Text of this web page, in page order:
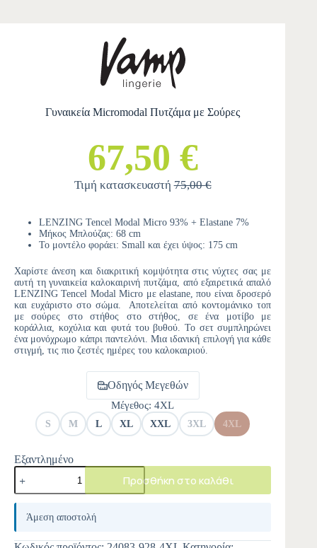
Γυναικεία Micromodal Πυτζάμα με Σούρες
67,50 €
Τιμή κατασκευαστή75,00 €
LENZING Tencel Modal Micro 93% + Elastane 7%
Μήκος Μπλούζας: 68 cm
Το μοντέλο φοράει: Small και έχει ύψος: 175 cm
Χαρίστε άνεση και διακριτική κομψότητα στις νύχτες σας με
αυτή τη γυναικεία καλοκαιρινή πυτζάμα, από εξαιρετικά απαλό
LENZING Tencel Modal Micro με elastane, που είναι δροσερό
και ευχάριστο στο σώμα. Αποτελείται από κοντομάνικο τοπ
με σούρες στο στήθος στο στήθος, σε ένα μοτίβο με
κοράλλια, κοχύλια και φυτά του βυθού. Το σετ συμπληρώνει
ένα μονόχρωμο κάπρι παντελόνι. Μια ιδανική επιλογή για κάθε
στιγμή, τις πιο ζεστές ημέρες του καλοκαιριού.
Οδηγός Μεγεθών
Μέγεθος: 4XL
S M L XL XXL 3XL 4XL
Εξαντλημένο
Προσθήκη στο καλάθι
A
e
Άμεση αποστολή